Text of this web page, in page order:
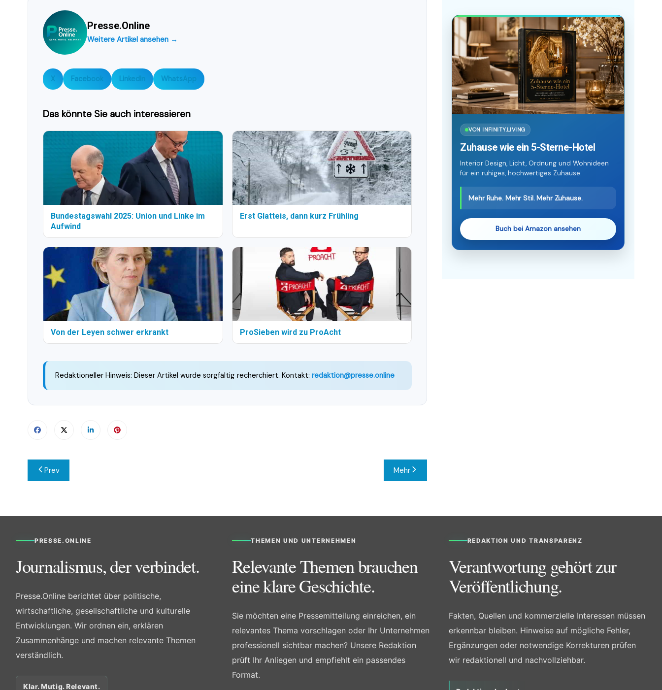
Presse.Online
Weitere Artikel ansehen →
X Facebook LinkedIn WhatsApp
Das könnte Sie auch interessieren
Bundestagswahl 2025: Union und Linke im
Aufwind
Erst Glatteis, dann kurz Frühling
Von der Leyen schwer erkrankt ProSieben wird zu ProAcht
Redaktioneller Hinweis: Dieser Artikel wurde sorgfältig recherchiert. Kontakt: redaktion@presse.online
Beitragsnavigation
Prev Mehr
VON INFINITY.LIVING
Zuhause wie ein 5-Sterne-Hotel
Interior Design, Licht, Ordnung und Wohnideen
für ein ruhiges, hochwertiges Zuhause.
Mehr Ruhe. Mehr Stil. Mehr Zuhause.
Buch bei Amazon ansehen
PRESSE.ONLINE
Journalismus, der verbindet.
Presse.Online berichtet über politische,
wirtschaftliche, gesellschaftliche und kulturelle
Entwicklungen. Wir ordnen ein, erklären
Zusammenhänge und machen relevante Themen
verständlich.
Klar. Mutig. Relevant.
THEMEN UND UNTERNEHMEN
Relevante Themen brauchen
eine klare Geschichte.
Sie möchten eine Pressemitteilung einreichen, ein
relevantes Thema vorschlagen oder Ihr Unternehmen
professionell sichtbar machen? Unsere Redaktion
prüft Ihr Anliegen und empfiehlt ein passendes
Format.
REDAKTION UND TRANSPARENZ
Verantwortung gehört zur
Veröffentlichung.
Fakten, Quellen und kommerzielle Interessen müssen
erkennbar bleiben. Hinweise auf mögliche Fehler,
Ergänzungen oder notwendige Korrekturen prüfen
wir redaktionell und nachvollziehbar.